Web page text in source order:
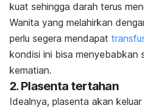
kuat sehingga darah terus
Wanita yang melahirkan
perlu segera mendapat
kondisi ini bisa menyebabkan
kematian.
2. Plasenta tertahan
Idealnya, plasenta akan